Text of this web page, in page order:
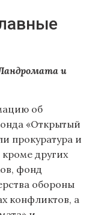
и
об
«Открытый
прокуратура и
других
фонд
обороны
конфликтов, а